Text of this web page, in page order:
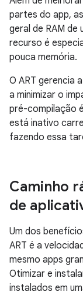
partes do app,
geral de RAM de
recurso é
pouca memória.
O ART gerencia
a minimizar o
pré-compilação
está inativo
fazendo essa
Caminho
de
Um dos
ART é a
mesmo apps
Otimizar e
instalados em